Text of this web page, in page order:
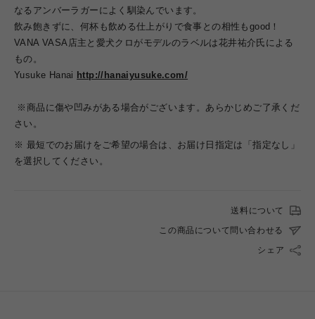
なるアンバーラガーによく馴染んでいます。
飲み飽きずに、何杯も飲める仕上がりで食事との相性もgood！
VANA VASA店主と愛犬クロがモデルのラベルは花井祐介氏による
もの。
Yusuke Hanai http://hanaiyusuke.com/
※商品に傷や凹みがある場合がございます。あらかじめご了承くだ
さい。
※ 最短でのお届けをご希望の場合は、お届け日指定は「指定なし」
を選択してください。
送料について
この商品について問い合わせる
シェア